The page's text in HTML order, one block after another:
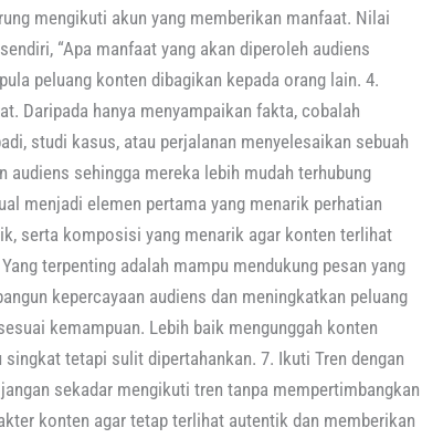
mengikuti akun yang memberikan manfaat. Nilai
“Apa manfaat yang akan diperoleh audiens
peluang konten dibagikan kepada orang lain. 4.
Daripada hanya menyampaikan fakta, cobalah
studi kasus, atau perjalanan menyelesaikan sebuah
sehingga mereka lebih mudah terhubung
menjadi elemen pertama yang menarik perhatian
serta komposisi yang menarik agar konten terlihat
terpenting adalah mampu mendukung pesan yang
kepercayaan audiens dan meningkatkan peluang
kemampuan. Lebih baik mengunggah konten
tetapi sulit dipertahankan. 7. Ikuti Tren dengan
sekadar mengikuti tren tanpa mempertimbangkan
konten agar tetap terlihat autentik dan memberikan